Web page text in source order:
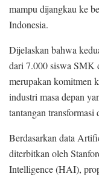
mampu dijangkau ke
Indonesia.
Dijelaskan bahwa
dari 7.000 siswa SMK
merupakan komitmen
industri masa depan
tantangan
Berdasarkan data
diterbitkan oleh
Intelligence (HAI),